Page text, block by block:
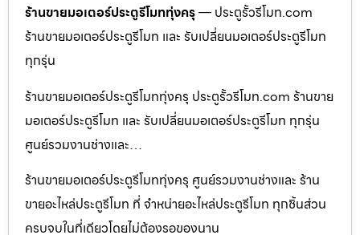
ร้านขายมอเตอร์ประตูรีโมททุ่งครุ— ประตูรั้วรีโมท.com
ร้านขายมอเตอร์ประตูรีโมท และ รับเปลี่ยนมอเตอร์ประตูรีโมท
ทุกรุ่น
ร้านขายมอเตอร์ประตูรีโมททุ่งครุ ประตูรั้วรีโมท.com ร้านขาย
มอเตอร์ประตูรีโมท และ รับเปลี่ยนมอเตอร์ประตูรีโมท ทุกรุ่น
ศูนย์รวมงานช่างและ…
ร้านขายมอเตอร์ประตูรีโมททุ่งครุ ศูนย์รวมงานช่างและ ร้าน
ขายอะไหล่ประตูรีโมท ที่ จำหน่ายอะไหล่ประตูรีโมท ทุกชิ้นส่วน
ครบจบในที่เดียวโดยไม่ต้องรอของนาน